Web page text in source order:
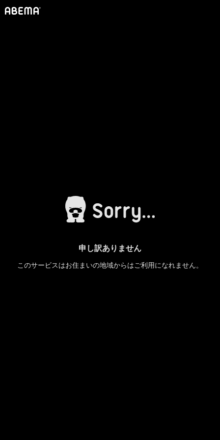
申し訳ありません
このサービスはお住まいの地域からはご利用になれません。